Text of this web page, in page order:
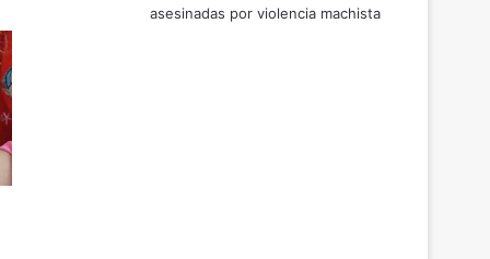
asesinadas por violencia machista